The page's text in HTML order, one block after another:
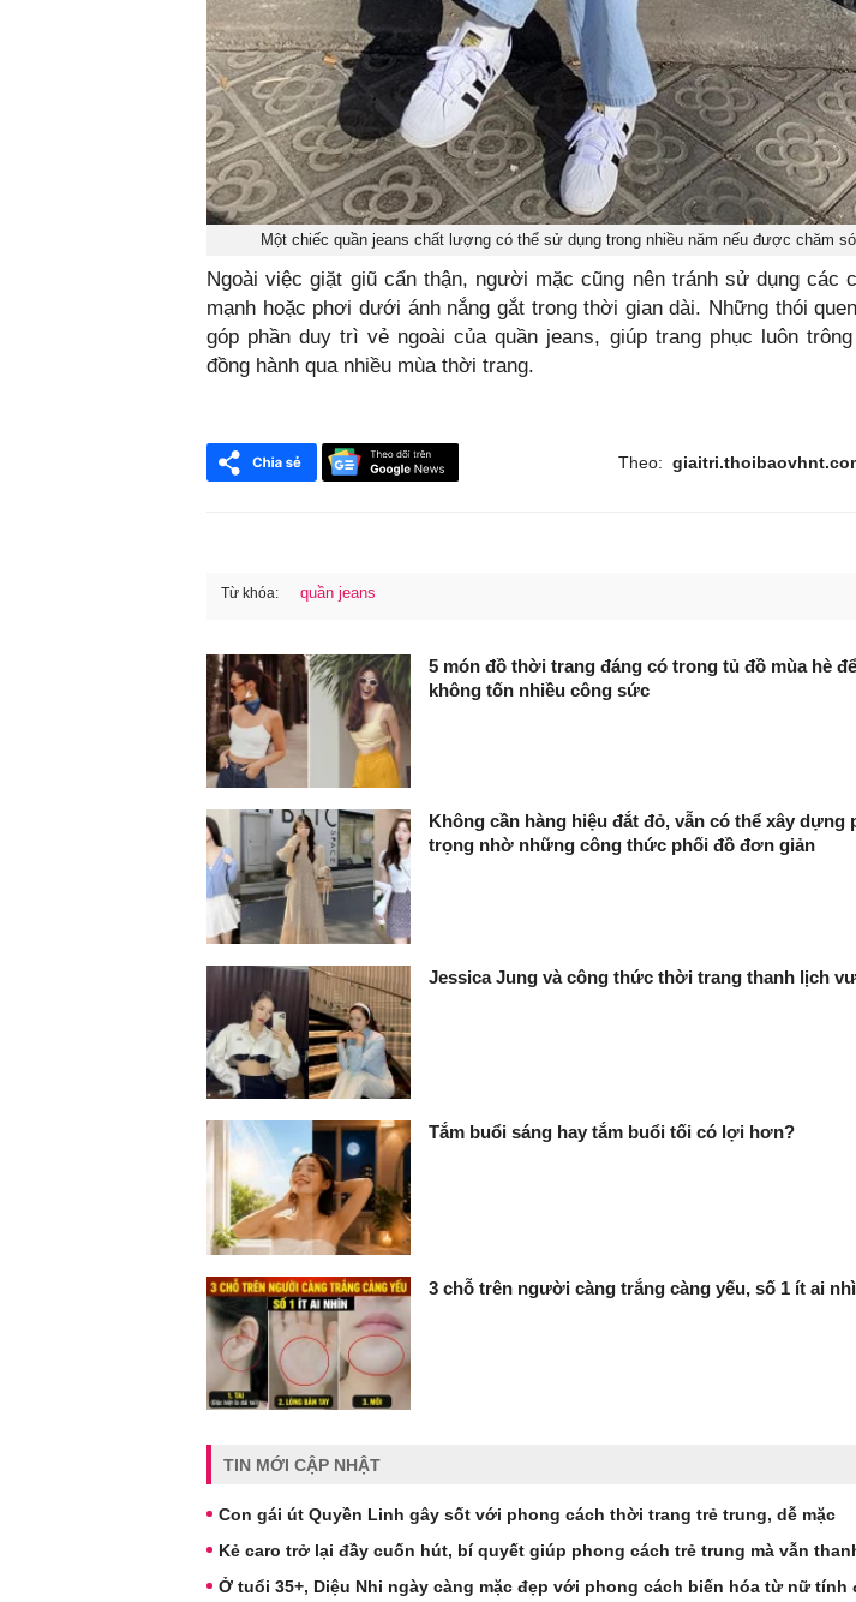
Một chiếc quần jeans chất lượng có thể sử dụng trong nhiều năm nếu được chăm
Ngoài việc giặt giũ cẩn thận, người mặc cũng nên tránh sử dụng các
mạnh hoặc phơi dưới ánh nắng gắt trong thời gian dài. Những thói
góp phần duy trì vẻ ngoài của quần jeans, giúp trang phục luôn
đồng hành qua nhiều mùa thời trang.
Theo:
Từ khóa: quần jeans
5 món đồ thời trang đáng có trong tủ đồ mùa hè
không tốn nhiều công sức
Không cần hàng hiệu đắt đỏ, vẫn có thể xây dựng
trọng nhờ những công thức phối đồ đơn giản
Jessica Jung và công thức thời trang thanh lịch
Tắm buổi sáng hay tắm buổi tối có lợi hơn?
3 chỗ trên người càng trắng càng yếu, số 1 ít ai
TIN MỚI CẬP NHẬT
Con gái út Quyền Linh gây sốt với phong cách thời trang trẻ trung, dễ mặc
Kẻ caro trở lại đầy cuốn hút, bí quyết giúp phong cách trẻ trung mà vẫn
Ở tuổi 35+, Diệu Nhi ngày càng mặc đẹp với phong cách biến hóa từ nữ tính